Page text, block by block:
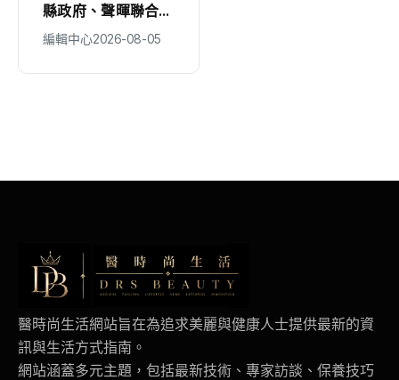
縣政府、聲暉聯合會
捐贈AI數位助聽器
守護弱勢聽損者 共
同打造聽力友善城市
編輯中心2026-08-05
醫時尚生活網站旨在為追求美麗與健康人士提供最新的資
訊與生活方式指南。
網站涵蓋多元主題，包括最新技術、專家訪談、保養技巧